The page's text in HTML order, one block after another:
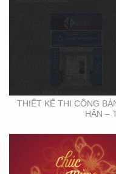
THIẾT KẾ THI CÔNG
HÂN –
THIẾT KẾ THIỆP
TỬ ĐỘC ĐÁO ,